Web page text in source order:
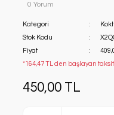
0 Yorum
Kategori
Stok Kodu
Fiyat
*164,47 TL den başlayan
450,00 TL